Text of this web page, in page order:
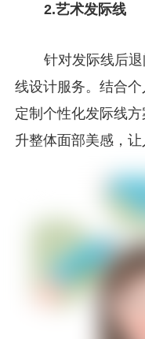
2.艺术发际线
针对发际线后
线设计服务。结合
定制个性化发际线
升整体面部美感，让